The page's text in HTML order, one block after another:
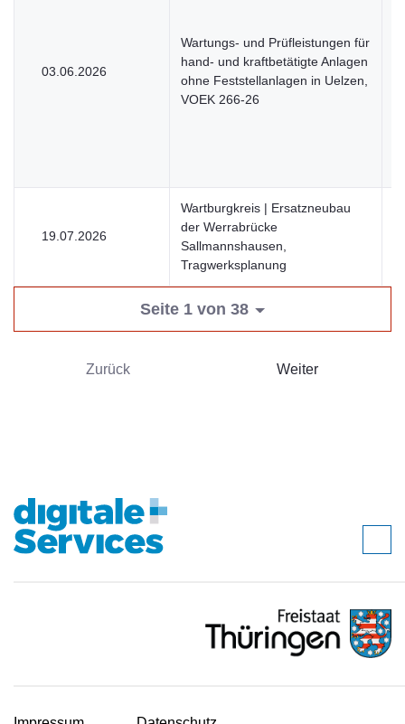
03.06.2026
Wartungs- und Prüfleistungen für
hand- und kraftbetätigte Anlagen
ohne Feststellanlagen in Uelzen,
VOEK 266-26
19.07.2026
Wartburgkreis | Ersatzneubau
der Werrabrücke
Sallmannshausen,
Tragwerksplanung
Seite 1 von 38
Zurück Weiter